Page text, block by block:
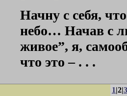
Начну с себя,
небо… Начав с
живое”, я,
что это – . . .
1|2|3